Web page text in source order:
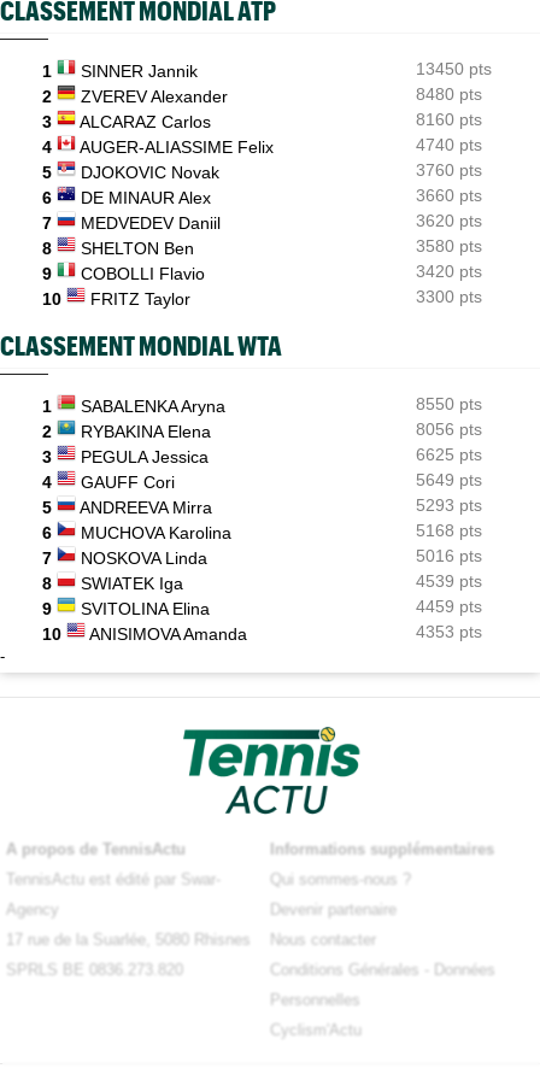
Sept Françaises engagées en qualifs, Kristina Mladenovic
05/08
US Open
Emma Raducanu doit digérer un nouveau forfait, encore un
coup dur
CLASSEMENT MONDIAL ATP
1 SINNER Jannik
13450 pts
2
ZVEREV Alexander
8480 pts
3
ALCARAZ Carlos
8160 pts
4
AUGER-ALIASSIME Felix
4740 pts
5
DJOKOVIC Novak
3760 pts
6
DE MINAUR Alex
3660 pts
7
MEDVEDEV Daniil
3620 pts
8
SHELTON Ben
3580 pts
9
COBOLLI Flavio
3420 pts
10
FRITZ Taylor 3300 pts
CLASSEMENT MONDIAL WTA
1 SABALENKA Aryna
8550 pts
2
RYBAKINA Elena
8056 pts
3
PEGULA Jessica
6625 pts
4
GAUFF Cori
5649 pts
5
ANDREEVA Mirra
5293 pts
6
MUCHOVA Karolina
5168 pts
7
NOSKOVA Linda
5016 pts
8
SWIATEK Iga
4539 pts
9
SVITOLINA Elina
4459 pts
10
ANISIMOVA Amanda 4353 pts
-
A propos de TennisActu
TennisActu est édité par Swar-
Agency
17 rue de la Suarlée, 5080 Rhisnes
SPRLS BE 0836.273.820
Informations supplémentaires
Qui sommes-nous ?
Devenir partenaire
Nous contacter
Conditions Générales
Données
Personnelles
Cyclism'Actu